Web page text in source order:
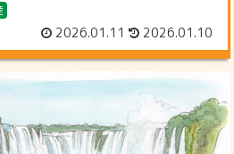
2026.01.11 2026.01.10